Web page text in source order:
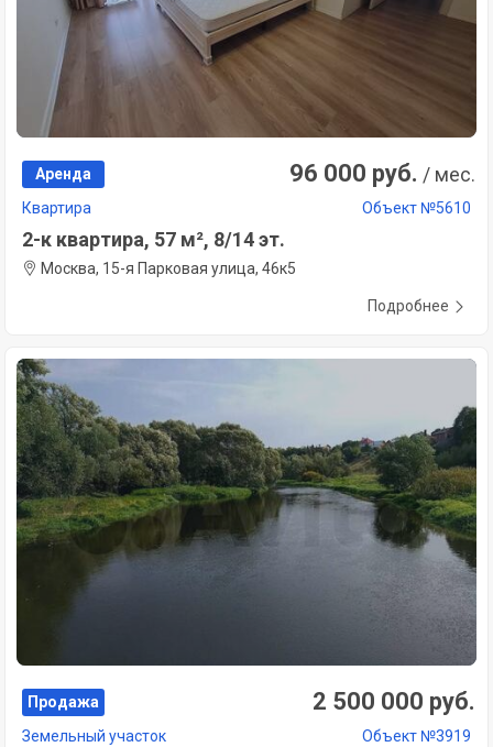
Аренда 96 000 руб. / мес.
Квартира Объект №5610
2-к квартира, 57 м², 8/14 эт.
Москва, 15-я Парковая улица, 46к5
Подробнее
Продажа 2 500 000 руб.
Земельный участок Объект №3919